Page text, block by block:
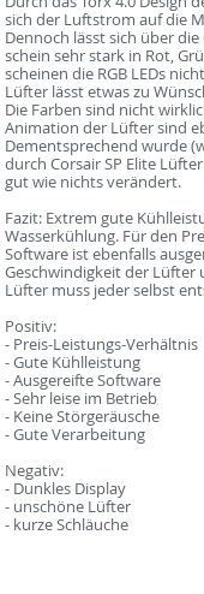
sich der Luftstrom auf die
Dennoch lässt sich über
schein sehr stark in Rot,
scheinen die RGB LEDs
Lüfter lässt etwas zu
Die Farben sind nicht
Animation der Lüfter sind
Dementsprechend wurde
durch Corsair SP Elite
gut wie nichts verändert.
Fazit: Extrem gute
Wasserkühlung. Für den
Software ist ebenfalls
Geschwindigkeit der Lüfter
Lüfter muss jeder selbst
Positiv:
- Preis-Leistungs-Verhältnis
- Gute Kühlleistung
- Ausgereifte Software
- Sehr leise im Betrieb
- Keine Störgeräusche
- Gute Verarbeitung
Negativ:
- Dunkles Display
- unschöne Lüfter
- kurze Schläuche